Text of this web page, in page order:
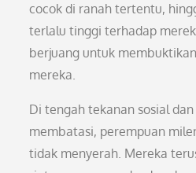
cocok di ranah tertentu,
terlalu tinggi terhadap
berjuang untuk
mereka.
Di tengah tekanan sosial
membatasi, perempuan
tidak menyerah. Mereka